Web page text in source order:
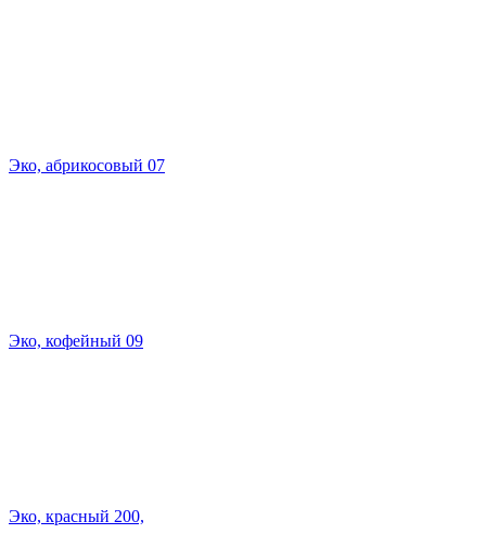
Эко, абрикосовый 07
Эко, кофейный 09
Эко, красный 200,